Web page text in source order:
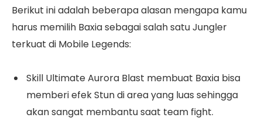
Berikut ini adalah beberapa alasan mengapa kamu
harus memilih Baxia sebagai salah satu Jungler
terkuat di Mobile Legends:
Skill Ultimate Aurora Blast membuat Baxia bisa
memberi efek Stun di area yang luas sehingga
akan sangat membantu saat team fight.